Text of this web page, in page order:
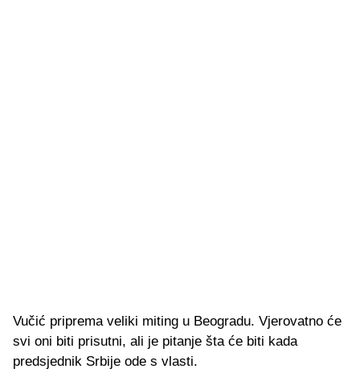
Vučić priprema veliki miting u Beogradu. Vjerovatno će
svi oni biti prisutni, ali je pitanje šta će biti kada
predsjednik Srbije ode s vlasti.